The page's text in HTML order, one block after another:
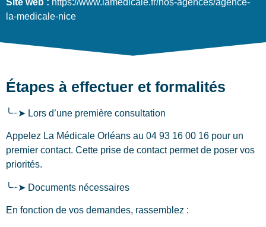
la-medicale-nice
Étapes à effectuer et formalités
╰┈➤ Lors d’une première consultation
Appelez La Médicale Orléans au 04 93 16 00 16 pour un
premier contact. Cette prise de contact permet de poser vos
priorités.
╰┈➤ Documents nécessaires
En fonction de vos demandes, rassemblez :